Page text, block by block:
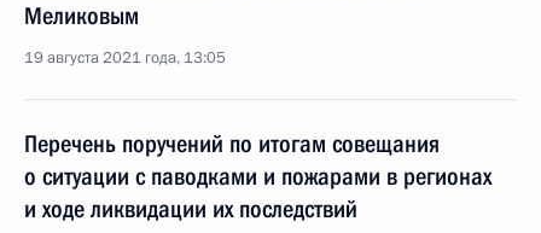
Меликовым
19 августа 2021 года, 13:05
Перечень поручений по итогам совещания
о ситуации с паводками и пожарами в регионах
и ходе ликвидации их последствий